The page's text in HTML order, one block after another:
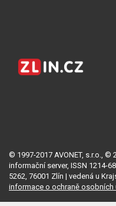
© 1997-2017 AVONET, s.r.o., ©
informační server, ISSN 1214-
5262, 76001 Zlín | vedená u
informace o ochraně osobních